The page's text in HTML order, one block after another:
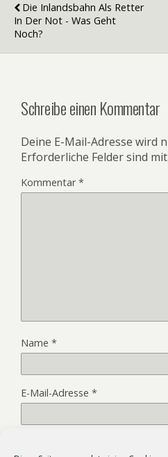
Die Inlandsbahn Als Retter
In Der Not - Was Geht
Noch?
Schreibe einen Kommentar
Deine E-Mail-Adresse wird
Erforderliche Felder sind mit
Kommentar*
Name *
E-Mail-Adresse *